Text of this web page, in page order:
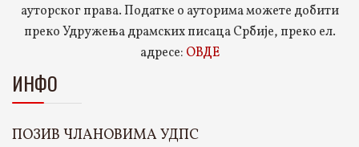
ауторског права. Податке о ауторима можете добити
преко Удружења драмских писаца Србије, преко ел.
адресе: ОВДЕ
ИНФО
ПОЗИВ ЧЛАНОВИМА УДПС